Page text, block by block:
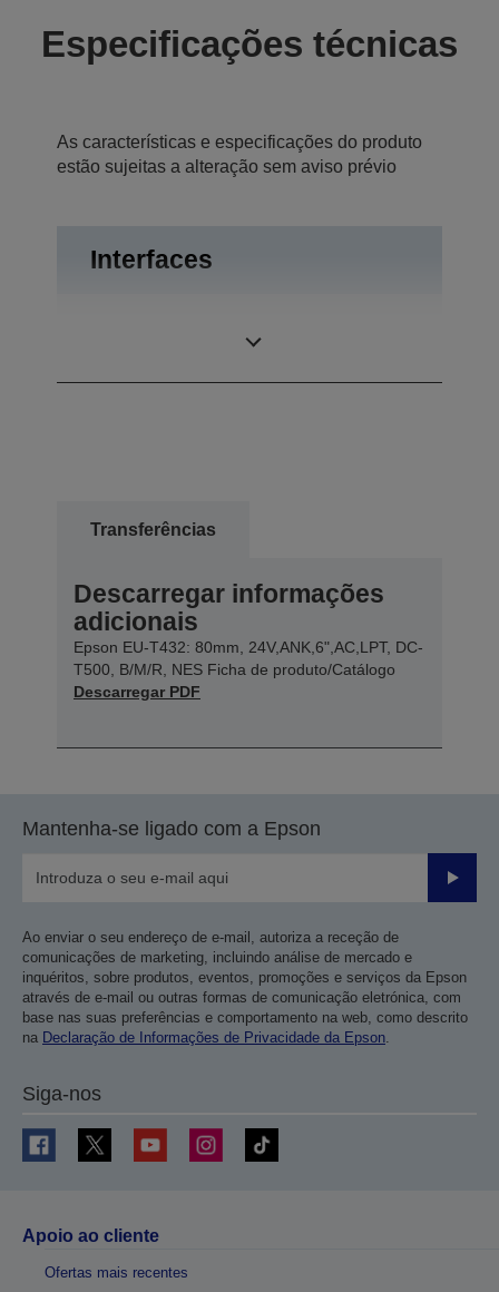
Especificações técnicas
As características e especificações do produto
estão sujeitas a alteração sem aviso prévio
Interfaces
Transferências
Descarregar informações
adicionais
Epson EU-T432: 80mm, 24V,ANK,6",AC,LPT, DC-
T500, B/M/R, NES Ficha de produto/Catálogo
Descarregar PDF
Mantenha-se ligado com a Epson
Enviar
Ao enviar o seu endereço de e-mail, autoriza a receção de
comunicações de marketing, incluindo análise de mercado e
inquéritos, sobre produtos, eventos, promoções e serviços da Epson
através de e-mail ou outras formas de comunicação eletrónica, com
base nas suas preferências e comportamento na web, como descrito
na Declaração de Informações de Privacidade da Epson
Siga-nos
Apoio ao cliente
Ofertas mais recentes